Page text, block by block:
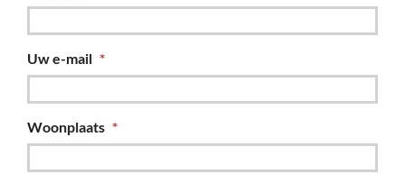
Uw e-mail *
Woonplaats *